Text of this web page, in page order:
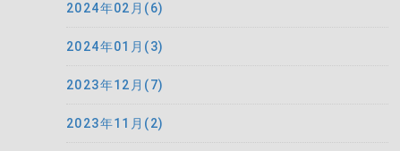
2024年02月(6)
2024年01月(3)
2023年12月(7)
2023年11月(2)